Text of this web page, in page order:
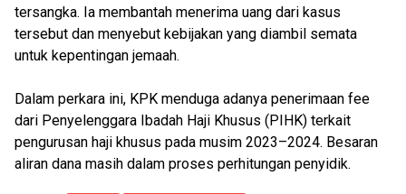
tersangka. Ia membantah menerima uang dari kasus
tersebut dan menyebut kebijakan yang diambil semata
untuk kepentingan jemaah.
Dalam perkara ini, KPK menduga adanya penerimaan fee
dari Penyelenggara Ibadah Haji Khusus (PIHK) terkait
pengurusan haji khusus pada musim 2023–2024. Besaran
aliran dana masih dalam proses perhitungan penyidik.